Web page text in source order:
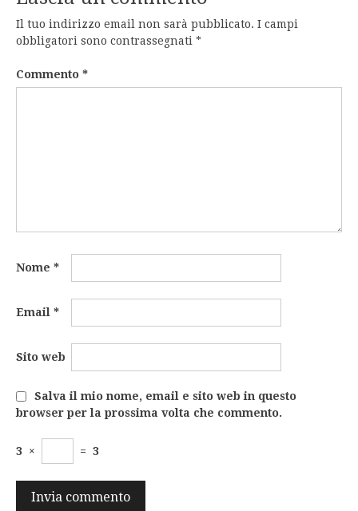
Il tuo indirizzo email non sarà pubblicato. I campi
obbligatori sono contrassegnati *
Commento *
Nome *
Email *
Sito web
Salva il mio nome, email e sito web in questo
browser per la prossima volta che commento.
3 × = 3